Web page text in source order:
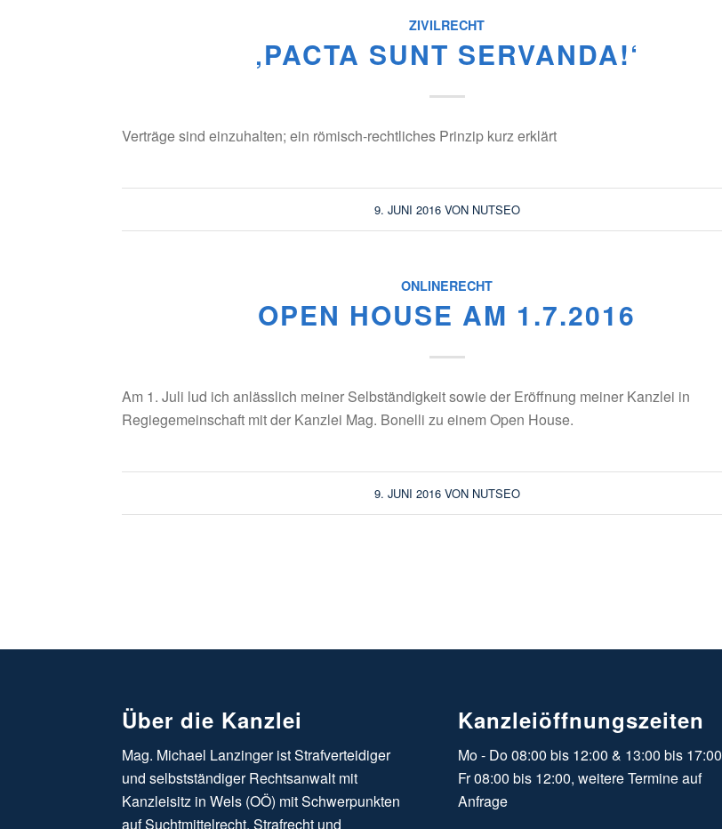
ZIVILRECHT
‚PACTA SUNT SERVANDA!‘
Verträge sind einzuhalten; ein römisch-rechtliches Prinzip kurz erklärt
9. JUNI 2016 VON NUTSEO
ONLINERECHT
OPEN HOUSE AM 1.7.2016
Am 1. Juli lud ich anlässlich meiner Selbständigkeit sowie der Eröffnung meiner Kanzlei in
Regiegemeinschaft mit der Kanzlei Mag. Bonelli zu einem Open House.
9. JUNI 2016 VON NUTSEO
Über die Kanzlei
Mag. Michael Lanzinger ist Strafverteidiger
und selbstständiger Rechtsanwalt mit
Kanzleisitz in Wels (OÖ) mit Schwerpunkten
auf Suchtmittelrecht, Strafrecht und
Kanzleiöffnungszeiten
Mo - Do 08:00 bis 12:00 & 13:00 bis 17:00
Fr 08:00 bis 12:00, weitere Termine auf
Anfrage